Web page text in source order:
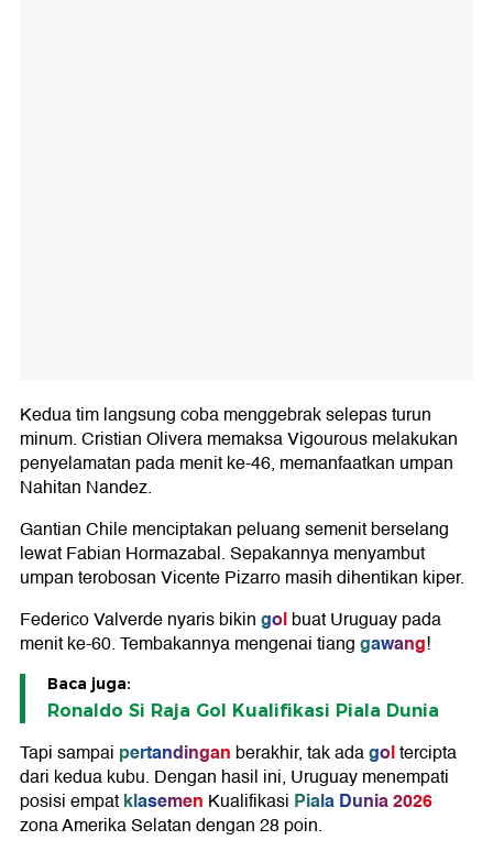
Kedua tim langsung coba menggebrak selepas turun
minum. Cristian Olivera memaksa Vigourous melakukan
penyelamatan pada menit ke-46, memanfaatkan umpan
Nahitan Nandez.
Gantian Chile menciptakan peluang semenit berselang
lewat Fabian Hormazabal. Sepakannya menyambut
umpan terobosan Vicente Pizarro masih dihentikan kiper.
Federico Valverde nyaris bikingolbuat Uruguay pada
menit ke-60. Tembakannya mengenai tianggawang!
Baca juga:
Ronaldo Si Raja Gol Kualifikasi Piala Dunia
Tapi sampai pertandingan berakhir, tak adagoltercipta
dari kedua kubu. Dengan hasil ini, Uruguay menempati
posisi empatklasemen Kualifikasi Piala Dunia 2026
zona Amerika Selatan dengan 28 poin.